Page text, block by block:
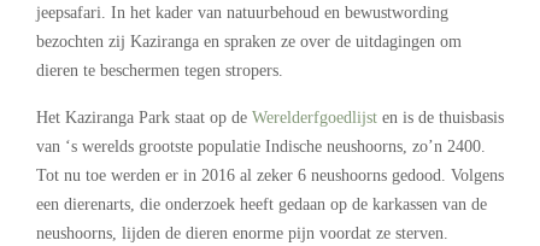
jeepsafari. In het kader van natuurbehoud en bewustwording
bezochten zij Kaziranga en spraken ze over de uitdagingen om
dieren te beschermen tegen stropers.
Het Kaziranga Park staat op de Werelderfgoedlijst en is de thuisbasis
van ‘s werelds grootste populatie Indische neushoorns, zo’n 2400.
Tot nu toe werden er in 2016 al zeker 6 neushoorns gedood. Volgens
een dierenarts, die onderzoek heeft gedaan op de karkassen van de
neushoorns, lijden de dieren enorme pijn voordat ze sterven.